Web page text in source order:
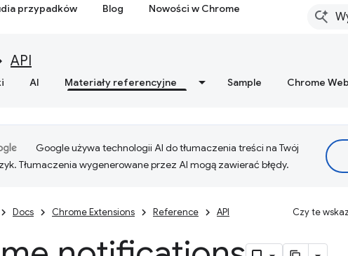
przypadków Blog Nowości w Chrome
API
AI Materiały referencyjne Sample Chrome
Google używa technologii AI do tłumaczenia treści na Twój
Tłumaczenia wygenerowane przez AI mogą zawierać błędy.
Docs Chrome Extensions Reference API Czy te